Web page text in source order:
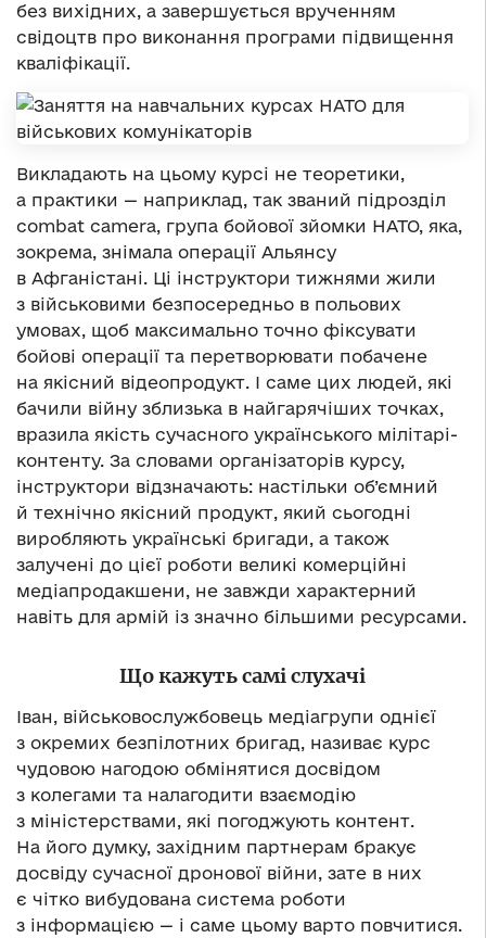
без вихідних, а завершується врученням
свідоцтв про виконання програми підвищення
кваліфікації.
Викладають на цьому курсі не теоретики,
а практики — наприклад, так званий підрозділ
combat camera, група бойової зйомки НАТО, яка,
зокрема, знімала операції Альянсу
в Афганістані. Ці інструктори тижнями жили
з військовими безпосередньо в польових
умовах, щоб максимально точно фіксувати
бойові операції та перетворювати побачене
на якісний відеопродукт. І саме цих людей, які
бачили війну зблизька в найгарячіших точках,
вразила якість сучасного українського мілітарі-
контенту. За словами організаторів курсу,
інструктори відзначають: настільки об’ємний
й технічно якісний продукт, який сьогодні
виробляють українські бригади, а також
залучені до цієї роботи великі комерційні
медіапродакшени, не завжди характерний
навіть для армій із значно більшими ресурсами.
Що кажуть самі слухачі
Іван, військовослужбовець медіагрупи однієї
з окремих безпілотних бригад, називає курс
чудовою нагодою обмінятися досвідом
з колегами та налагодити взаємодію
з міністерствами, які погоджують контент.
На його думку, західним партнерам бракує
досвіду сучасної дронової війни, зате в них
є чітко вибудована система роботи
з інформацією — і саме цьому варто повчитися.